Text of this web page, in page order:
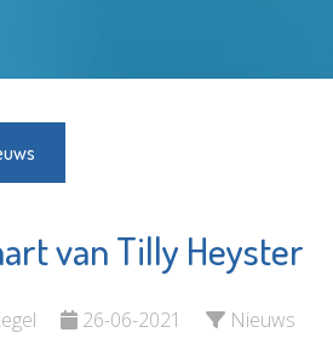
van Tilly Heyster
26-06-2021 Nieuws
Stedelijk
Schiedam